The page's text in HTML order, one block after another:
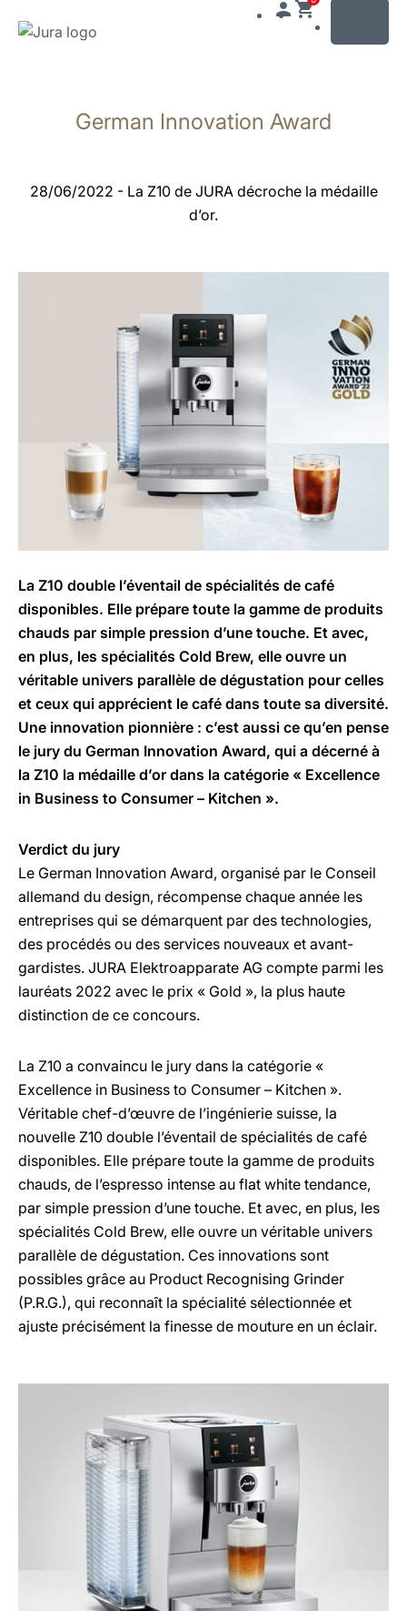
recherche
German Innovation Award
28/06/2022 - La Z10 de JURA décroche la médaille
d’or.
La Z10 double l’éventail de spécialités de café
disponibles. Elle prépare toute la gamme de produits
chauds par simple pression d’une touche. Et avec,
en plus, les spécialités Cold Brew, elle ouvre un
véritable univers parallèle de dégustation pour celles
et ceux qui apprécient le café dans toute sa diversité.
Une innovation pionnière : c’est aussi ce qu’en pense
le jury du German Innovation Award, qui a décerné à
la Z10 la médaille d’or dans la catégorie « Excellence
in Business to Consumer – Kitchen ».
Verdict du jury
Le German Innovation Award, organisé par le Conseil
allemand du design, récompense chaque année les
entreprises qui se démarquent par des technologies,
des procédés ou des services nouveaux et avant-
gardistes. JURA Elektroapparate AG compte parmi les
lauréats 2022 avec le prix « Gold », la plus haute
distinction de ce concours.
La Z10 a convaincu le jury dans la catégorie «
Excellence in Business to Consumer – Kitchen ».
Véritable chef-d’œuvre de l’ingénierie suisse, la
nouvelle Z10 double l’éventail de spécialités de café
disponibles. Elle prépare toute la gamme de produits
chauds, de l’espresso intense au flat white tendance,
par simple pression d’une touche. Et avec, en plus, les
spécialités Cold Brew, elle ouvre un véritable univers
parallèle de dégustation. Ces innovations sont
possibles grâce au Product Recognising Grinder
(P.R.G.), qui reconnaît la spécialité sélectionnée et
ajuste précisément la finesse de mouture en un éclair.